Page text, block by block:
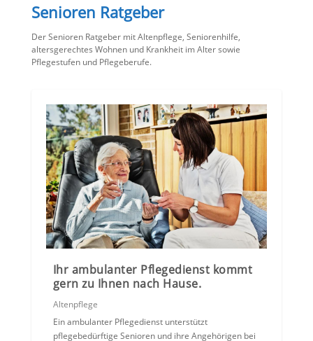
Senioren Ratgeber
Der Senioren Ratgeber mit Altenpflege, Seniorenhilfe,
altersgerechtes Wohnen und Krankheit im Alter sowie
Pflegestufen und Pflegeberufe.
Ihr ambulanter Pflegedienst kommt
gern zu Ihnen nach Hause.
Altenpflege
Ein ambulanter Pflegedienst unterstützt
pflegebedürftige Senioren und ihre Angehörigen bei